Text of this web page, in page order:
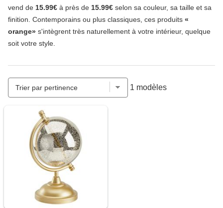
vend de 15.99€ à près de 15.99€ selon sa couleur, sa taille et sa
finition. Contemporains ou plus classiques, ces produits «
orange» s'intègrent très naturellement à votre intérieur, quelque
soit votre style.
1 modèles